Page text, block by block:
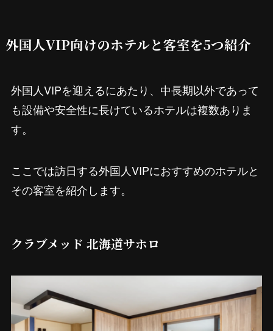
外国人VIP向けのホテルと客室を5つ紹介
外国人VIPを迎えるにあたり、中長期以外であって
も設備や安全性に長けているホテルは複数ありま
す。
ここでは訪日する外国人VIPにおすすめのホテルと
その客室を紹介します。
クラブメッド 北海道サホロ